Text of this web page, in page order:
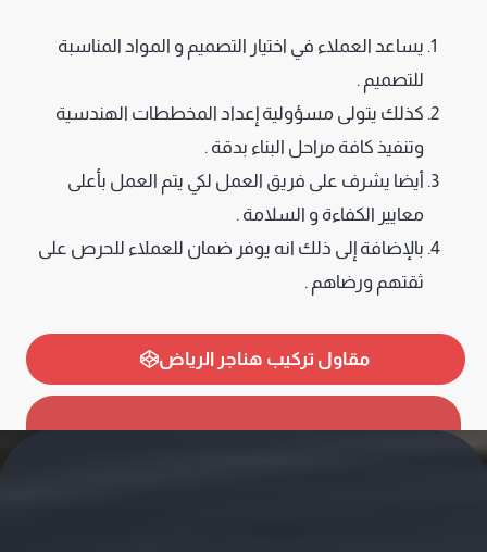
يساعد العملاء في اختيار التصميم و المواد المناسبة
للتصميم .
كذلك يتولى مسؤولية إعداد المخططات الهندسية
وتنفيذ كافة مراحل البناء بدقة .
أيضا يشرف على فريق العمل لكي يتم العمل بأعلى
معايير الكفاءة و السلامة .
بالإضافة إلى ذلك انه يوفر ضمان للعملاء للحرص على
ثقتهم ورضاهم .
مقاول تركيب هناجر الرياض